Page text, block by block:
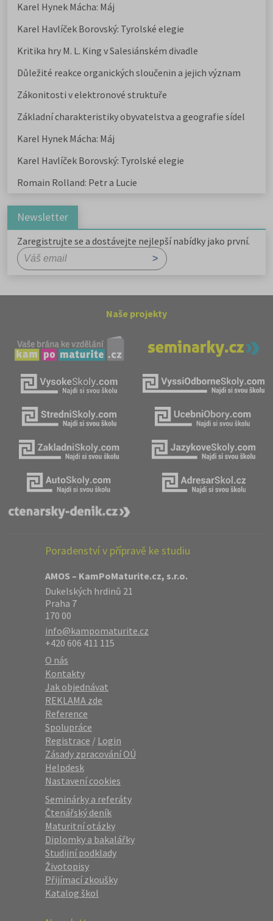
Karel Hynek Mácha: Máj
Karel Havlíček Borovský: Tyrolské elegie
Kritika hry M. L. King v Salesiánském divadle
Důležité reakce organických sloučenin a jejich význam
Zákonitosti v elektronové struktuře
Základní charakteristiky obyvatelstva a geografie sídel
Karel Hynek Mácha: Máj
Karel Havlíček Borovský: Tyrolské elegie
Romain Rolland: Petr a Lucie
Newsletter
Zaregistrujte se a dostávejte nejlepší nabídky jako první.
Naše projekty
Poradenství v přípravě ke studiu
AMOS – KamPoMaturite.cz, s.r.o.
Dukelských hrdinů 21
Praha 7
170 00
info@kampomaturite.cz
+420 606 411 115
O nás
Kontakty
Jak objednávat
REKLAMA zde
Reference
Spolupráce
Registrace / Login
Zásady zpracování OÚ
Helpdesk
Nastavení cookies
Seminárky a referáty
Čtenářský deník
Maturitní otázky
Diplomky a bakalářky
Studijní podklady
Životopisy
Přijímací zkoušky
Katalog škol